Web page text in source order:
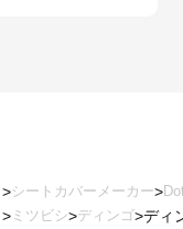
シートカバーメーカー
ミツビシ ディンゴ ディ